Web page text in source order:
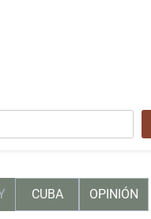
CUBA OPINIÓN